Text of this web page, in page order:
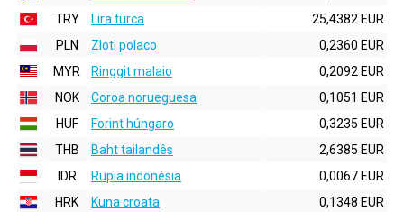
TRY
Lira turca
25,4382 EUR
PLN
Zloti polaco
0,2360 EUR
MYR
Ringgit malaio
0,2092 EUR
NOK
Coroa norueguesa
0,1051 EUR
HUF
Forint húngaro
0,3235 EUR
THB
Baht tailandês
2,6385 EUR
IDR
Rupia indonésia
0,0067 EUR
HRK
Kuna croata
0,1348 EUR